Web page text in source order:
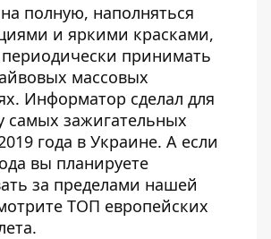
полную, наполняться
и яркими красками,
принимать
массовых
Информатор сделал для
самых зажигательных
года в Украине. А если
вы планируете
за пределами нашей
ТОП европейских
.